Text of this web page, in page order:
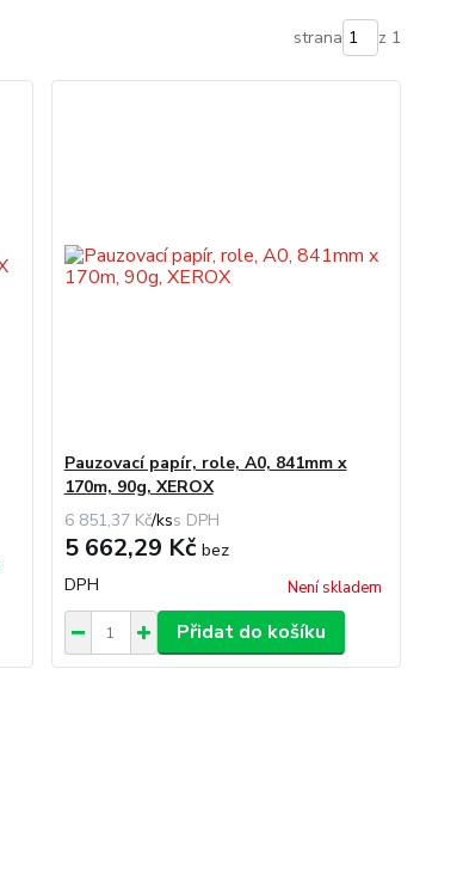
strana z 1
Pauzovací papír, role, A0, 841mm x
170m, 90g, XEROX
6 851,37 Kč/ks
5 662,29 Kč bez
DPH
Není skladem
Přidat do košíku